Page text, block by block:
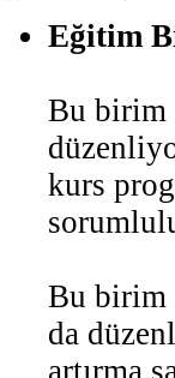
Eğitim
Bu birim
kurs
Bu birim
da